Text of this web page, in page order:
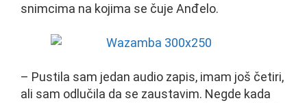
snimcima na kojima se čuje Anđelo.
– Pustila sam jedan audio zapis, imam još četiri,
ali sam odlučila da se zaustavim. Negde kada